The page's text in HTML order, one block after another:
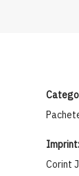
Imprint
Corint